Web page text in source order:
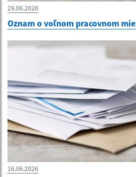
29.06.2026
Oznam o voľnom pracovnom
16.06.2026